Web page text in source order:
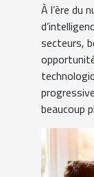
d'IA
À l’ère du
secteurs,
beaucoup